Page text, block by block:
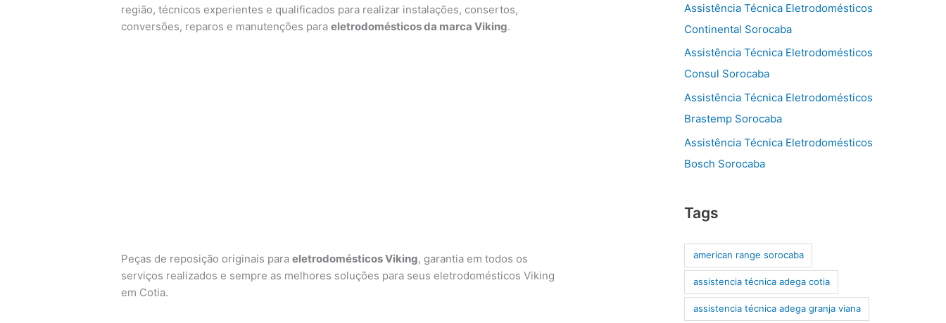
região, técnicos experientes e qualificados para realizar instalações, consertos,
conversões, reparos e manutenções paraeletrodomésticos da marca Viking.
Peças de reposição originais paraeletrodomésticos Viking, garantia em todos os
serviços realizados e sempre as melhores soluções para seus eletrodomésticos Viking
em Cotia.
Assistência Técnica Eletrodomésticos
Continental Sorocaba
Assistência Técnica Eletrodomésticos
Consul Sorocaba
Assistência Técnica Eletrodomésticos
Brastemp Sorocaba
Assistência Técnica Eletrodomésticos
Bosch Sorocaba
Tags
american range sorocaba
assistencia técnica adega cotia
assistencia técnica adega granja viana